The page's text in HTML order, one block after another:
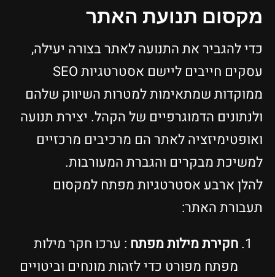
מקסום תנועת האתר
כדי להגביר את התנועה לאתר בצורה יעילה,
עסקים חייבים ליישם אסטרטגיות SEO
ממוקדות שמתאימות למטרות השיווק שלהם
ולנתונים הדמוגרפיים של הקהל. יצירת תנועה
ואופטימיזציה לאתר הם מרכיבים מרכזיים
למשיכת מבקרים והגברת המעורבות.
להלן ארבע אסטרטגיות מפתח למקסום
תעבורת האתר:
חקירת מילות מפתח : ערכו חקר מילות
מפתח מפורט כדי לזהות מונחים וביטויים